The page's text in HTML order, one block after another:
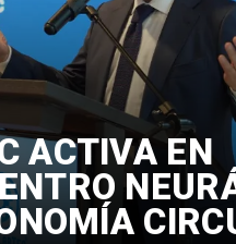
ACTIVA EN